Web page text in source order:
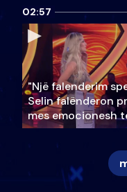
02:57
"Një falenderim
Selin falënderon
mes emocionesh